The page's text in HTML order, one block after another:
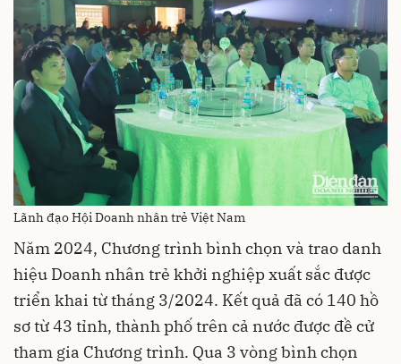
Lãnh đạo Hội Doanh nhân trẻ Việt Nam
Năm 2024, Chương trình bình chọn và trao danh
hiệu Doanh nhân trẻ khởi nghiệp xuất sắc được
triển khai từ tháng 3/2024. Kết quả đã có 140 hồ
sơ từ 43 tỉnh, thành phố trên cả nước được đề cử
tham gia Chương trình. Qua 3 vòng bình chọn